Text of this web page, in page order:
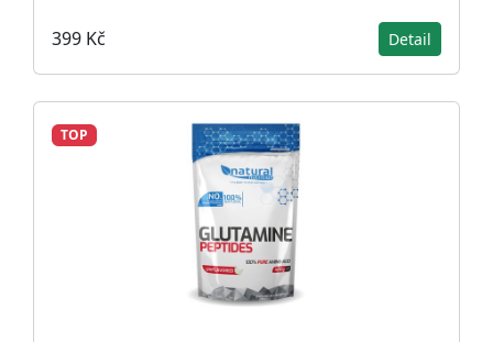
399 Kč Detail
TOP